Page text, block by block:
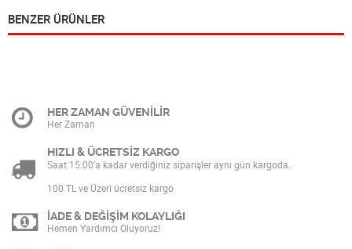
BENZER ÜRÜNLER
HER ZAMAN GÜVENİLİR
Her Zaman
HIZLI & ÜCRETSİZ KARGO
Saat 15:00’a kadar verdiğiniz siparişler aynı gün kargoda.
100 TL ve Üzeri ücretsiz kargo
İADE & DEĞİŞİM KOLAYLIĞI
Hemen Yardımcı Oluyoruz!